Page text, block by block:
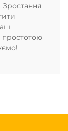
простотою